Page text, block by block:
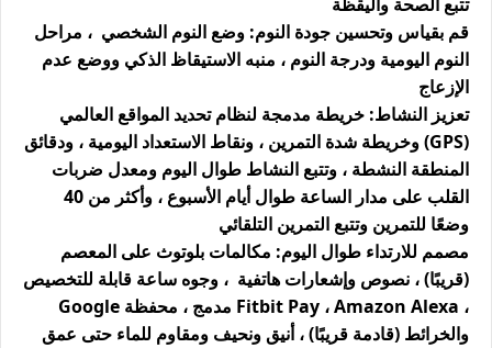
قم بقياس وتحسين جودة النوم: وضع النوم الشخصي ، مراحل
النوم اليومية ودرجة النوم ، منبه الاستيقاظ الذكي ووضع عدم
الإزعاج
تعزيز النشاط: خريطة مدمجة لنظام تحديد المواقع العالمي
(GPS) وخريطة شدة التمرين ، ونقاط الاستعداد اليومية ، ودقائق
المنطقة النشطة ، وتتبع النشاط طوال اليوم ومعدل ضربات
القلب على مدار الساعة طوال أيام الأسبوع ، وأكثر من 40
وضعًا للتمرين وتتبع التمرين التلقائي
مصمم للارتداء طوال اليوم: مكالمات بلوتوث على المعصم
(قريبًا) ، نصوص وإشعارات هاتفية ، وجوه ساعة قابلة للتخصيص
، Fitbit Pay ، Amazon Alexa مدمج ، محفظة Google
والخرائط (قادمة قريبًا) ، أنيق ونحيف ومقاوم للماء حتى عمق